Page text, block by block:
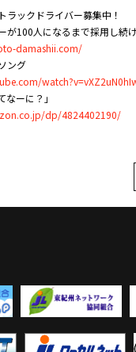
ラックドライバー募集中！
が100人になるまで採用し続
damashii.com/
ング
ーに？」
dp/4824402190/